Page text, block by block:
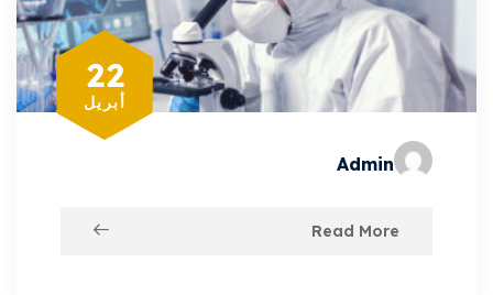
22
أبريل
Admin
Read More